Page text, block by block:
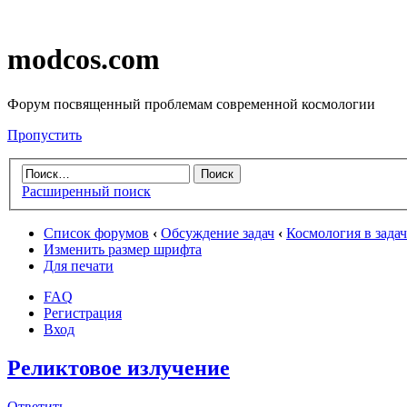
modcos.com
Форум посвященный проблемам современной космологии
Пропустить
Расширенный поиск
Список форумов ‹ Обсуждение задач ‹ Космология в
Изменить размер шрифта
Для печати
FAQ
Регистрация
Вход
Реликтовое излучение